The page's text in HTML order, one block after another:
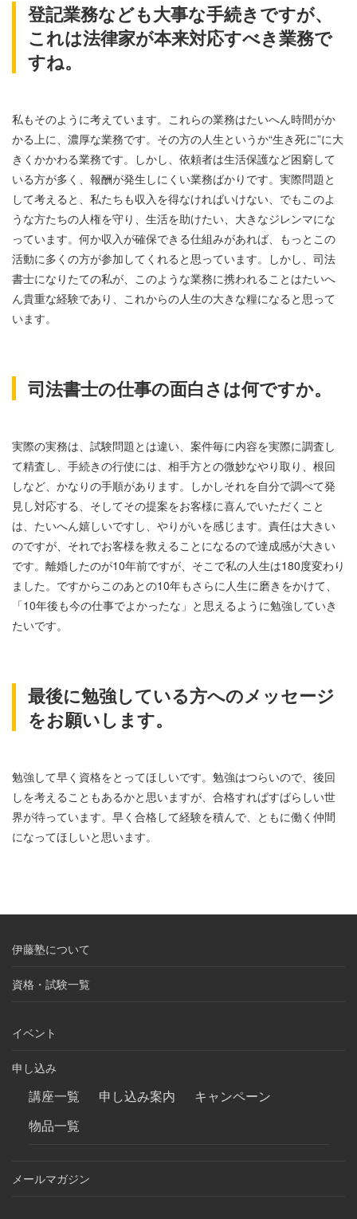
登記業務なども大事な手続きですが、
これは法律家が本来対応すべき業務で
すね。
私もそのように考えています。これらの業務はたいへん時間がか
かる上に、濃厚な業務です。その方の人生というか“生き死に”に大
きくかかわる業務です。しかし、依頼者は生活保護など困窮して
いる方が多く、報酬が発生しにくい業務ばかりです。実際問題と
して考えると、私たちも収入を得なければいけない、でもこのよ
うな方たちの人権を守り、生活を助けたい、大きなジレンマにな
っています。何か収入が確保できる仕組みがあれば、もっとこの
活動に多くの方が参加してくれると思っています。しかし、司法
書士になりたての私が、このような業務に携われることはたいへ
ん貴重な経験であり、これからの人生の大きな糧になると思って
います。
司法書士の仕事の面白さは何ですか。
実際の実務は、試験問題とは違い、案件毎に内容を実際に調査し
て精査し、手続きの行使には、相手方との微妙なやり取り、根回
しなど、かなりの手順があります。しかしそれを自分で調べて発
見し対応する、そしてその提案をお客様に喜んでいただくこと
は、たいへん嬉しいですし、やりがいを感じます。責任は大きい
のですが、それでお客様を救えることになるので達成感が大きい
です。離婚したのが10年前ですが、そこで私の人生は180度変わり
ました。ですからこのあとの10年もさらに人生に磨きをかけて、
「10年後も今の仕事でよかったな」と思えるように勉強していき
たいです。
最後に勉強している方へのメッセージ
をお願いします。
勉強して早く資格をとってほしいです。勉強はつらいので、後回
しを考えることもあるかと思いますが、合格すればすばらしい世
界が待っています。早く合格して経験を積んで、ともに働く仲間
になってほしいと思います。
伊藤塾について
資格・試験一覧
イベント
申し込み
講座一覧 申し込み案内
キャンペーン
物品一覧
メールマガジン